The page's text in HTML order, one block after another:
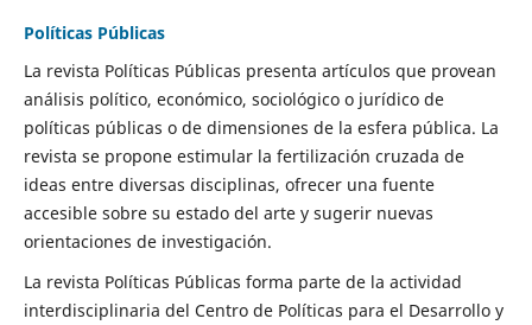
Políticas Públicas
La revista Políticas Públicas presenta artículos que provean
análisis político, económico, sociológico o jurídico de
políticas públicas o de dimensiones de la esfera pública. La
revista se propone estimular la fertilización cruzada de
ideas entre diversas disciplinas, ofrecer una fuente
accesible sobre su estado del arte y sugerir nuevas
orientaciones de investigación.
La revista Políticas Públicas forma parte de la actividad
interdisciplinaria del Centro de Políticas para el Desarrollo y